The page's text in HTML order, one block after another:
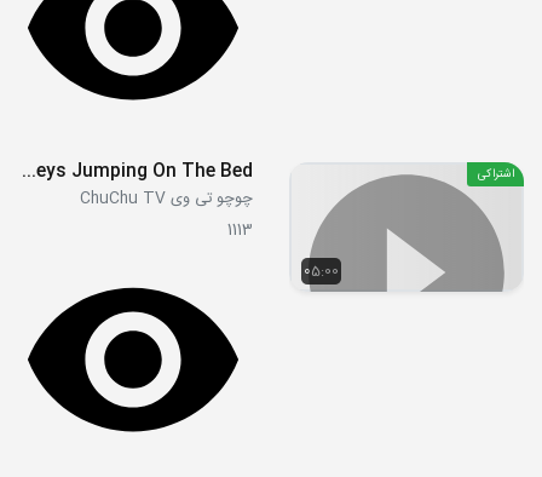
05:00
اشتراکی Five Little Monkeys Jumping On The Bed
چوچو تی وی ChuChu TV
1113